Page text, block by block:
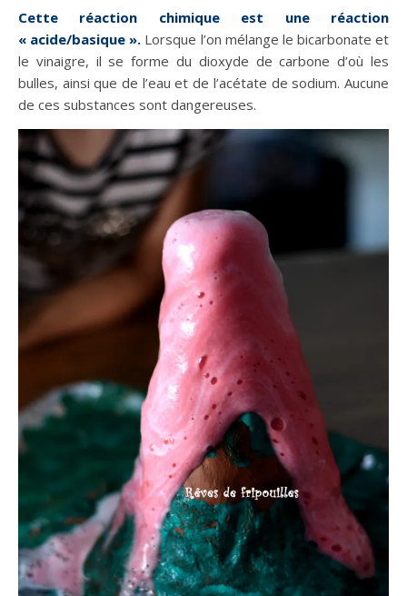
Cette réaction chimique est une réaction
« acide/basique ». Lorsque l’on mélange le bicarbonate et
le vinaigre, il se forme du dioxyde de carbone d’où les
bulles, ainsi que de l’eau et de l’acétate de sodium. Aucune
de ces substances sont dangereuses.